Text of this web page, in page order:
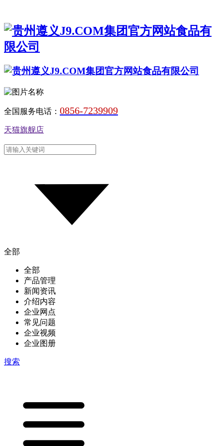
全国服务电话： 0856-7239909
天猫旗舰店
全部
全部
产品管理
新闻资讯
介绍内容
企业网点
常见问题
企业视频
企业图册
搜索